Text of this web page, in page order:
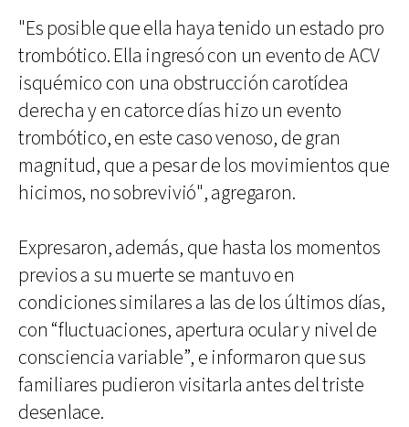
"Es posible que ella haya tenido un estado pro
trombótico. Ella ingresó con un evento de ACV
isquémico con una obstrucción carotídea
derecha y en catorce días hizo un evento
trombótico, en este caso venoso, de gran
magnitud, que a pesar de los movimientos que
hicimos, no sobrevivió", agregaron.
Expresaron, además, que hasta los momentos
previos a su muerte se mantuvo en
condiciones similares a las de los últimos días,
con “fluctuaciones, apertura ocular y nivel de
consciencia variable”, e informaron que sus
familiares pudieron visitarla antes del triste
desenlace.